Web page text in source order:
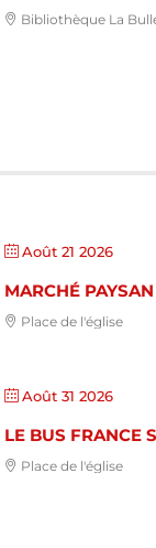
Bibliothèque La
Août 21 2026
MARCHÉ PAYSAN
Place de l'église
Août 31 2026
LE BUS FRANCE
Place de l'église